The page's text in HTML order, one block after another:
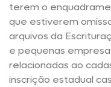
terem o
que estiverem
arquivos da
e pequenas
relacionadas ao
inscrição estadual